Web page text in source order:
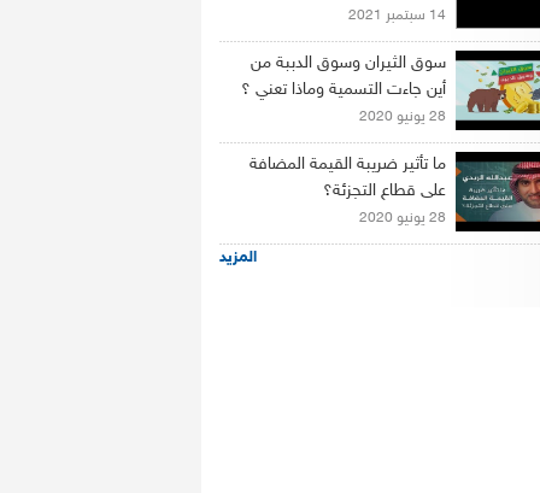
14 سبتمبر 2021
سوق الثيران وسوق الدببة من
أين جاءت التسمية وماذا تعني ؟
28 يونيو 2020
ما تأثير ضريبة القيمة المضافة
على قطاع التجزئة؟
28 يونيو 2020
المزيد